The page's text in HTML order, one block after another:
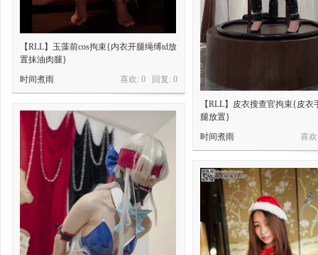
【RLL】玉藻前cos拘束{内衣开腿绳缚td放
置抹油肉腿}
喜欢: 0 回复: 0
时间煮雨
【RLL】皮衣搜查官拘束{皮衣
腿放置}
喜
时间煮雨